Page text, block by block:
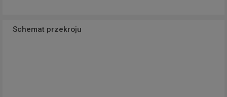
Schemat przekroju